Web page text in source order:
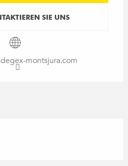
SIE UNS
montsjura.com